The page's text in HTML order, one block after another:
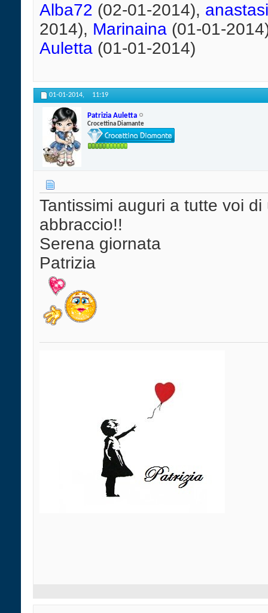
Alba72 (02-01-2014),
2014), Marinaina (01-01-
Auletta (01-01-2014)
01-01-2014, 11:19
Patrizia Auletta
Crocettina Diamante
Tantissimi auguri a tutte voi
abbraccio!!
Serena giornata
Patrizia